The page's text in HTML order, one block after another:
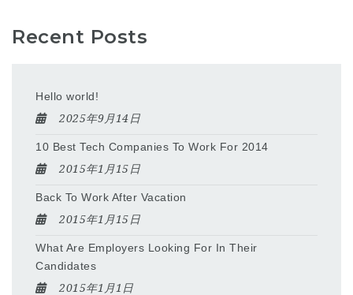
Recent Posts
Hello world!
2025年9月14日
10 Best Tech Companies To Work For 2014
2015年1月15日
Back To Work After Vacation
2015年1月15日
What Are Employers Looking For In Their
Candidates
2015年1月1日